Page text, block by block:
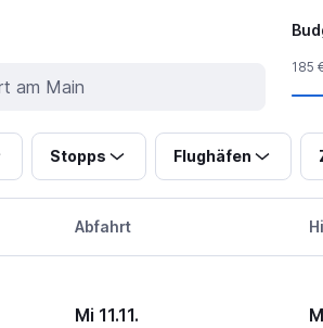
185
Stopps Flughäfen
Abfahrt
Mi 11.11.